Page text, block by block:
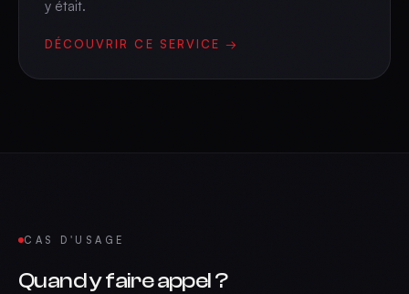
y était.
DÉCOUVRIR CE SERVICE →
CAS D'USAGE
Quand y faire appel ?